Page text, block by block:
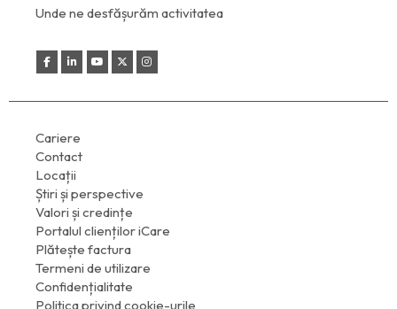
Unde ne desfășurăm activitatea
Cariere
Contact
Locații
Știri și perspective
Valori și credințe
Portalul clienților iCare
Plătește factura
Termeni de utilizare
Confidențialitate
Politica privind cookie-urile